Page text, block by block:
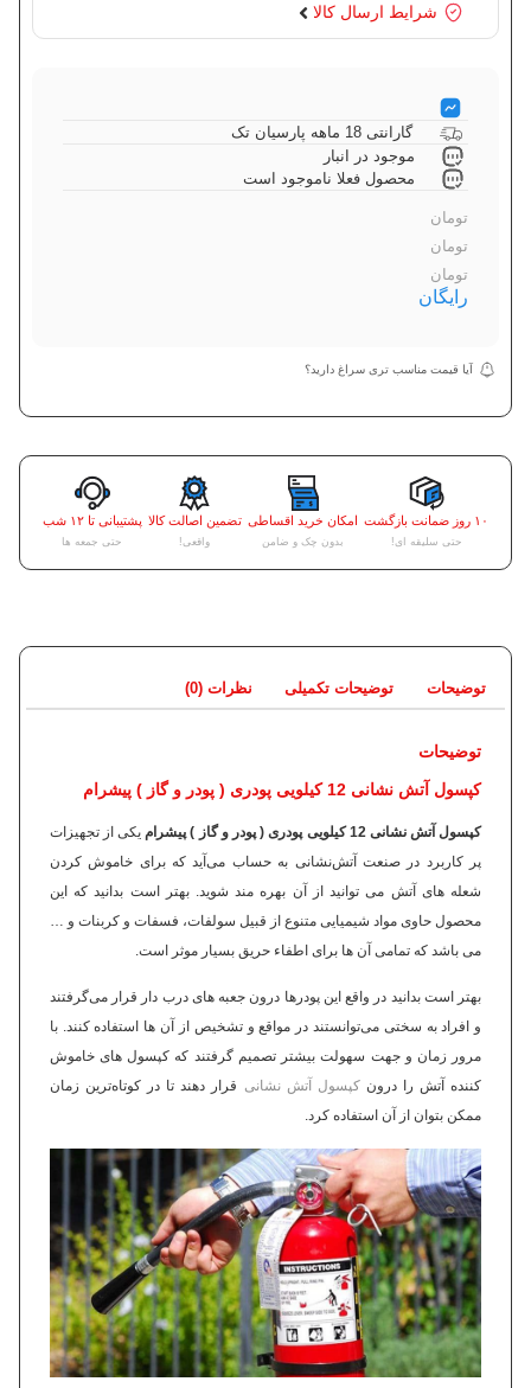
شرایط ارسال کالا
گارانتی 18 ماهه پارسیان تک
موجود در انبار
محصول فعلا ناموجود است
تومان
تومان
تومان
رایگان
آیا قیمت مناسب تری سراغ دارید؟
۱۰ روز ضمانت بازگشت
حتی سلیقه ای!
امکان خرید اقساطی
بدون چک و ضامن
تضمین اصالت کالا
واقعی!
پشتیبانی تا ۱۲ شب
حتی جمعه ها
توضیحات توضیحات تکمیلی نظرات (0)
توضیحات
کپسول آتش نشانی 12 کیلویی پودری ( پودر و گاز ) پیشرام
کپسول آتش نشانی 12 کیلویی پودری ( پودر و گاز ) پیشرام
یکی از تجهیزات
پر کاربرد در صنعت آتش‌نشانی به حساب می‌آید که برای خاموش کردن
شعله های آتش می توانید از آن بهره مند شوید. بهتر است بدانید که این
محصول حاوی مواد شیمیایی متنوع از قبیل سولفات، فسفات و کربنات و …
می باشد که تمامی آن ها برای اطفاء حریق بسیار موثر است.
بهتر است بدانید در واقع این پودرها درون جعبه های درب دار قرار می‌گرفتند
و افراد به سختی می‌توانستند در مواقع و تشخیص از آن ها استفاده کنند. با
مرور زمان و جهت سهولت بیشتر تصمیم گرفتند که کپسول های خاموش
کننده آتش را درونکپسول آتش نشانی قرار دهند تا در کوتاه‌ترین زمان
ممکن بتوان از آن استفاده کرد.